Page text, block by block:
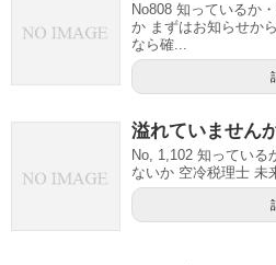
No808 知っているか
か まずはお知らせか
なら確...
溢れていません
No, 1,102 知っている
ないか 空冷税理士 未